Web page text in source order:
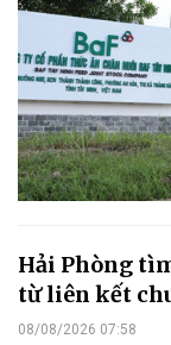
Hải Phòng
từ liên kết
08/08/2026 07:58